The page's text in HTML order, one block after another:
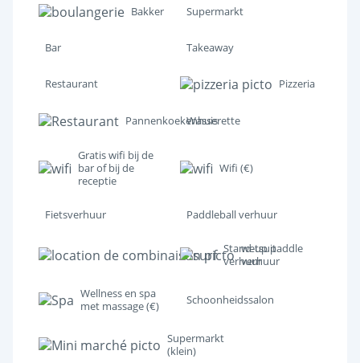
Het meer van Hossegor
Capbreton
Feria Dax en Mont-de-Marsan
Bakker Supermarkt
Bar Takeaway
Restaurant Pizzeria
Pannenkoekenhuis
Wasserette
Gratis wifi bij de
bar of bij de
receptie
Wifi (€)
Fietsverhuur Paddleball verhuur
wetsuit
verhuur
Stand-up paddle
verhuur
Wellness en spa
met massage (€)
Schoonheidssalon
Supermarkt
(klein)